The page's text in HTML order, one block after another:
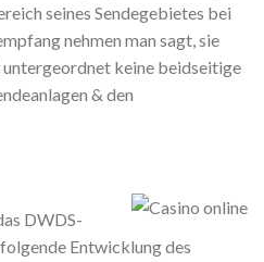
seines Sendegebietes bei
nehmen man sagt, sie
keine beidseitige
& den
DWDS-
Entwicklung des